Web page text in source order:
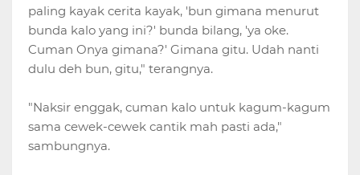
paling kayak cerita kayak, 'bun gimana menurut
bunda kalo yang ini?' bunda bilang, 'ya oke.
Cuman Onya gimana?' Gimana gitu. Udah nanti
dulu deh bun, gitu," terangnya.
"Naksir enggak, cuman kalo untuk kagum-kagum
sama cewek-cewek cantik mah pasti ada,"
sambungnya.